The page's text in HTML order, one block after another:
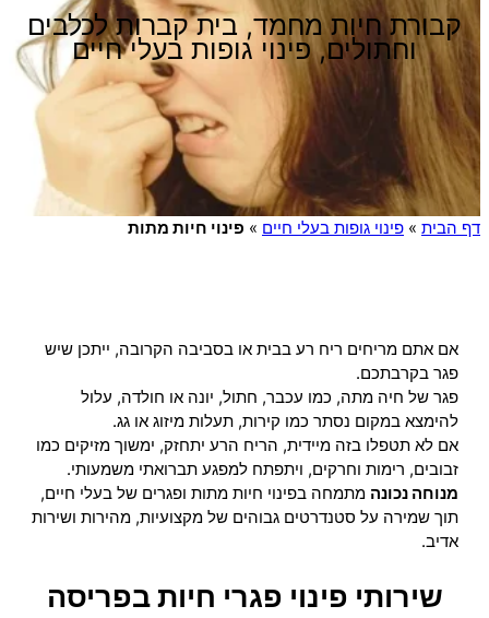
קבורת חיות מחמד, בית קברות לכלבים
וחתולים, פינוי גופות בעלי חיים
דף הבית » פינוי גופות בעלי חיים » פינוי חיות מתות
אם אתם מריחים ריח רע בבית או בסביבה הקרובה, ייתכן שיש
פגר בקרבתכם.
פגר של חיה מתה, כמו עכבר, חתול, יונה או חולדה, עלול
להימצא במקום נסתר כמו קירות, תעלות מיזוג או גג.
אם לא תטפלו בזה מיידית, הריח הרע יתחזק, ימשוך מזיקים כמו
זבובים, רימות וחרקים, ויתפתח למפגע תברואתי משמעותי.
מנוחה נכונה מתמחה בפינוי חיות מתות ופגרים של בעלי חיים,
תוך שמירה על סטנדרטים גבוהים של מקצועיות, מהירות ושירות
אדיב.
שירותי פינוי פגרי חיות בפריסה